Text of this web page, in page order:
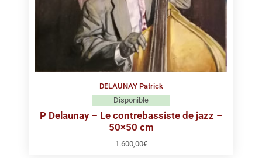
DELAUNAY Patrick
Disponible
P Delaunay – Le contrebassiste de jazz –
50×50 cm
1.600,00€